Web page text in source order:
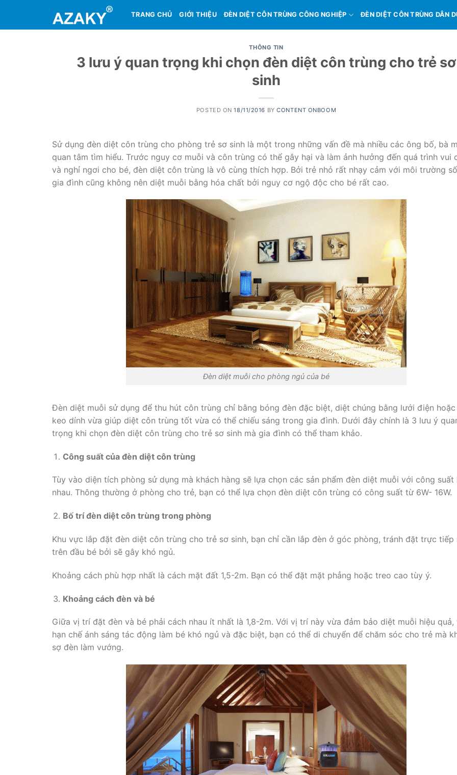
content
TRANG CHỦ GIỚI THIỆU ĐÈN DIỆT CÔN TRÙNG CÔNG NGHIỆP ĐÈN DIỆT CÔN TRÙNG DÂN
THÔNG TIN
3 lưu ý quan trọng khi chọn đèn diệt côn trùng cho trẻ sơ
sinh
POSTED ON18/11/2016 BYCONTENT ONBOOM
Sử dụng đèn diệt côn trùng cho phòng trẻ sơ sinh là một trong những vấn đề mà nhiều các ông bố, bà
quan tâm tìm hiểu. Trước nguy cơ muỗi và côn trùng có thể gây hại và làm ảnh hưởng đến quá trình vui
và nghỉ ngơi cho bé, đèn diệt côn trùng là vô cùng thích hợp. Bởi trẻ nhỏ rất nhạy cảm với môi trường
gia đình cũng không nên diệt muỗi bằng hóa chất bởi nguy cơ ngộ độc cho bé rất cao.
Đèn diệt muỗi cho phòng ngủ của bé
Đèn diệt muỗi sử dụng để thu hút côn trùng chỉ bằng bóng đèn đặc biệt, diệt chúng bằng lưới điện
keo dính vừa giúp diệt côn trùng tốt vừa có thể chiếu sáng trong gia đình. Dưới đây chính là 3 lưu ý
trọng khi chọn đèn diệt côn trùng cho trẻ sơ sinh mà gia đình có thể tham khảo.
Công suất của đèn diệt côn trùng
Tùy vào diện tích phòng sử dụng mà khách hàng sẽ lựa chọn các sản phẩm đèn diệt muỗi với công suất
nhau. Thông thường ở phòng cho trẻ, bạn có thể lựa chọn đèn diệt côn trùng có công suất từ 6W- 16W.
Bố trí đèn diệt côn trùng trong phòng
Khu vực lắp đặt đèn diệt côn trùng cho trẻ sơ sinh, bạn chỉ cần lắp đèn ở góc phòng, tránh đặt trực tiếp
trên đầu bé bởi sẽ gây khó ngủ.
Khoảng cách phù hợp nhất là cách mặt đất 1,5-2m. Bạn có thể đặt mặt phẳng hoặc treo cao tùy ý.
Khoảng cách đèn và bé
Giữa vị trí đặt đèn và bé phải cách nhau ít nhất là 1,8-2m. Với vị trí này vừa đảm bảo diệt muỗi hiệu quả,
hạn chế ánh sáng tác động làm bé khó ngủ và đặc biệt, bạn có thể di chuyển để chăm sóc cho trẻ mà
sợ đèn làm vướng.